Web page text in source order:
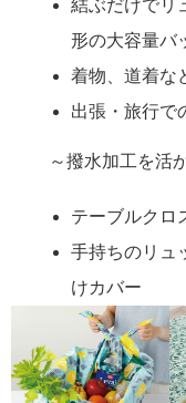
結ぶだけでリ
形の大容量バ
着物、道着な
出張・旅行で
～撥水加工を活
テーブルクロ
手持ちのリュ
けカバー